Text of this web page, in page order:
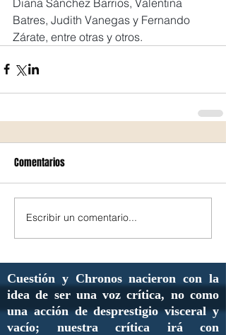
Batres, Judith Vanegas y Fernando
Zárate, entre otras y otros.
Comentarios
Escribir un comentario...
Cuestión y Chronos nacieron con la
idea de ser una voz crítica, no como
una acción de desprestigio visceral y
vacío; nuestra crítica irá con